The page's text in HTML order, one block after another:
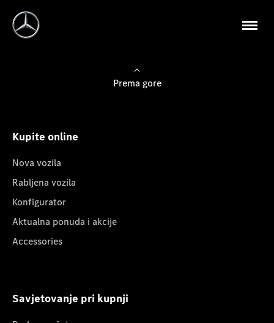
Prema gore
Kupite online
Nova vozila
Rabljena vozila
Konfigurator
Aktualna ponuda i akcije
Accessories
Savjetovanje pri kupnji